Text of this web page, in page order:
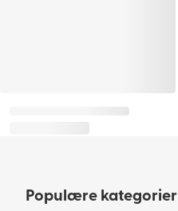
Populære kategorier